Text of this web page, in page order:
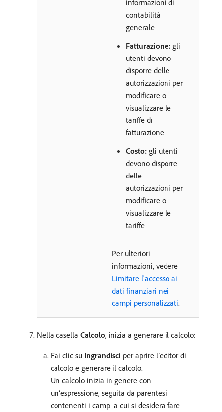
informazioni di
contabilità
generale
Fatturazione: gli
utenti devono
disporre delle
autorizzazioni per
modificare o
visualizzare le
tariffe di
fatturazione
Costo: gli utenti
devono disporre
delle
autorizzazioni per
modificare o
visualizzare le
tariffe
Per ulteriori
informazioni, vedere
Limitare l'accesso ai
dati finanziari nei
campi personalizzati.
Nella casella Calcolo, inizia a generare il calcolo:
Fai clic su Ingrandisci per aprire l’editor di
calcolo e generare il calcolo.
Un calcolo inizia in genere con
un’espressione, seguita da parentesi
contenenti i campi a cui si desidera fare